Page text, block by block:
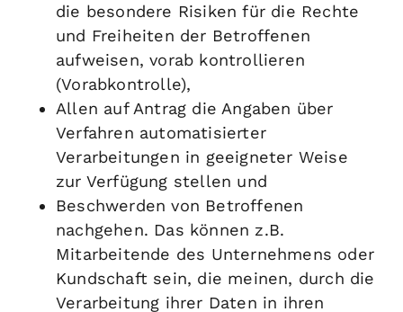
die besondere Risiken für die Rechte
und Freiheiten der Betroffenen
aufweisen, vorab kontrollieren
(Vorabkontrolle),
Allen auf Antrag die Angaben über
Verfahren automatisierter
Verarbeitungen in geeigneter Weise
zur Verfügung stellen und
Beschwerden von Betroffenen
nachgehen. Das können z.B.
Mitarbeitende des Unternehmens oder
Kundschaft sein, die meinen, durch die
Verarbeitung ihrer Daten in ihren